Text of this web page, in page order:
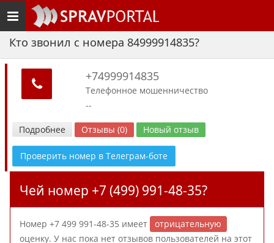
Toggle
navigation
Кто звонил с номера 84999914835?
+74999914835
Телефонное мошенничество
--
Подробнее Отзывы (0) Новый отзыв
Проверить номер в Телеграм-боте
Чей номер +7 (499) 991-48-35?
Номер +7 499 991-48-35 имеет
отрицательную
оценку. У нас пока нет отзывов пользователей на этот